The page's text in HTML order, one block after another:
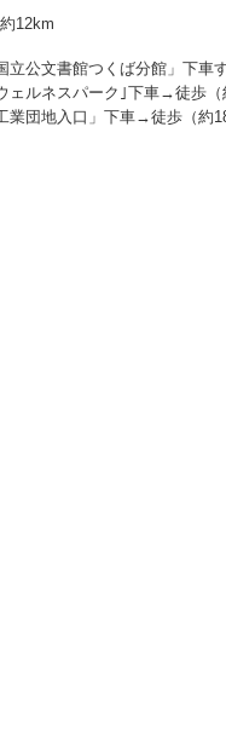
12km
立公文書館つくば分館」下車
ルネスパーク｣下車→徒歩（
業団地入口」下車→徒歩（約18